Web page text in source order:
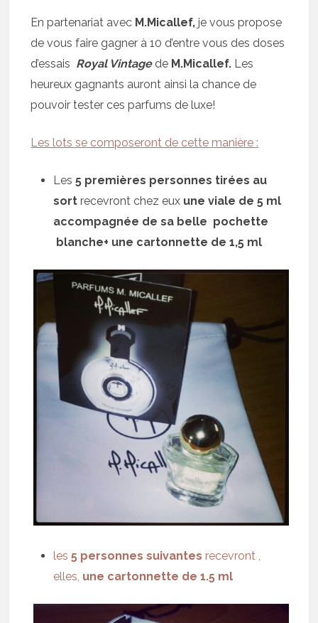
En partenariat avec M.Micallef,je vous propose
de vous faire gagner à 10 d’entre vous des doses
d’essais Royal Vintagede M.Micallef. Les
heureux gagnants auront ainsi la chance de
pouvoir tester ces parfums de luxe!
Les lots se composeront de cette manière :
Les5 premières personnes tirées au
sort recevront chez eux une viale de 5 ml
accompagnée de sa belle pochette
blanche+ une cartonnette de 1,5 ml
les5 personnes suivantes recevront ,
elles, une cartonnette de 1.5 ml